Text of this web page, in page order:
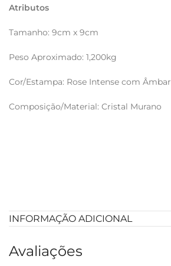
Atributos
Tamanho: 9cm x 9cm
Peso Aproximado: 1,200kg
Cor/Estampa: Rose Intense com Âmbar
Composição/Material: Cristal Murano
INFORMAÇÃO ADICIONAL
Avaliações